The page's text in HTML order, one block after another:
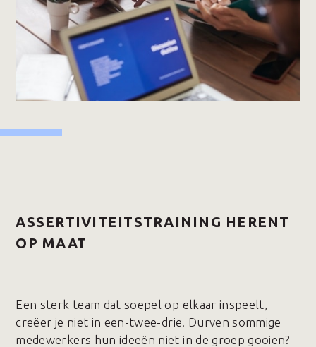
ASSERTIVITEITSTRAINING HERENT
OP MAAT
Een sterk team dat soepel op elkaar inspeelt,
creëer je niet in een-twee-drie. Durven sommige
medewerkers hun ideeën niet in de groep gooien?